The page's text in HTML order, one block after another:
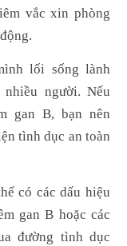
vắc xin phòng
lối sống lành
người. Nếu
gan B, bạn nên
tình dục an toàn
có các dấu hiệu
gan B hoặc các
đường tình dục